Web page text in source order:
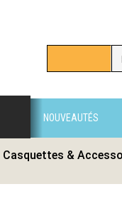
NOUVEAUTÉS
Casquettes &